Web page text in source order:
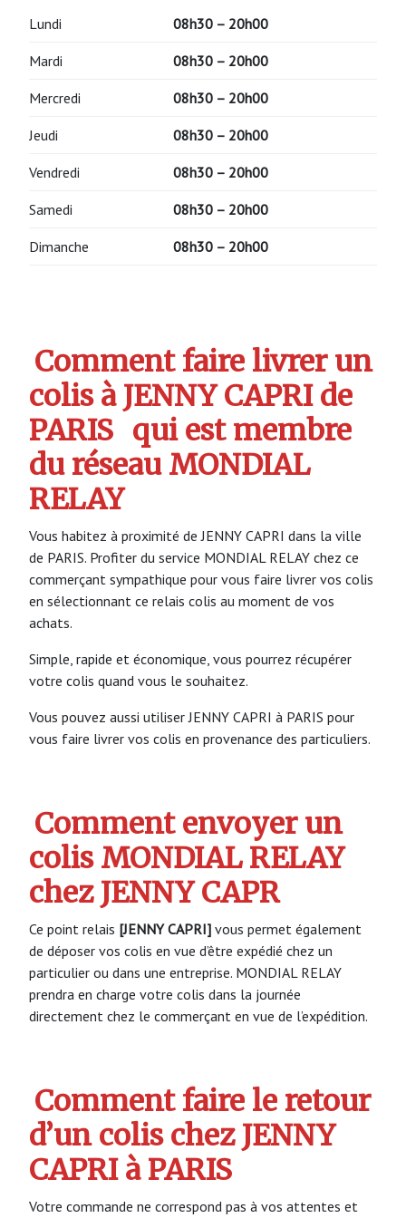
Lundi 08h30 – 20h00
Mardi 08h30 – 20h00
Mercredi 08h30 – 20h00
Jeudi 08h30 – 20h00
Vendredi 08h30 – 20h00
Samedi 08h30 – 20h00
Dimanche 08h30 – 20h00
Comment faire livrer un
colis à JENNY CAPRI de
PARIS qui est membre
du réseau MONDIAL
RELAY
Vous habitez à proximité de JENNY CAPRI dans la ville
de PARIS. Profiter du service MONDIAL RELAY chez ce
commerçant sympathique pour vous faire livrer vos colis
en sélectionnant ce relais colis au moment de vos
achats.
Simple, rapide et économique, vous pourrez récupérer
votre colis quand vous le souhaitez.
Vous pouvez aussi utiliser JENNY CAPRI à PARIS pour
vous faire livrer vos colis en provenance des particuliers.
Comment envoyer un
colis MONDIAL RELAY
chez JENNY CAPR
Ce point relais [JENNY CAPRI] vous permet également
de déposer vos colis en vue d’être expédié chez un
particulier ou dans une entreprise. MONDIAL RELAY
prendra en charge votre colis dans la journée
directement chez le commerçant en vue de l’expédition.
Comment faire le retour
d’un colis chez JENNY
CAPRI à PARIS
Votre commande ne correspond pas à vos attentes et